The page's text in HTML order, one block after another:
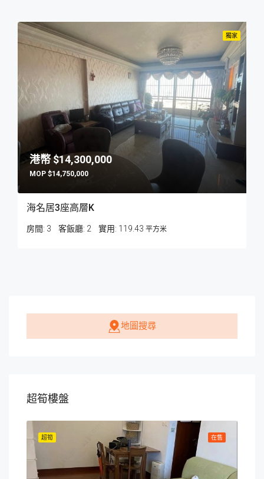
獨家
$14,300,000
$14,750,000
海名居3座高層K
房間: 3 客飯廳: 2 119.43 平方米
地圖搜尋
超筍樓盤
在售
超筍